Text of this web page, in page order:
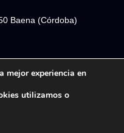
Baena (Córdoba)
los derechos reservados.
mejor experiencia en
utilizamos o